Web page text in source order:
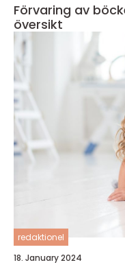
Förvaring av
översikt
redaktionel
18. January 2024